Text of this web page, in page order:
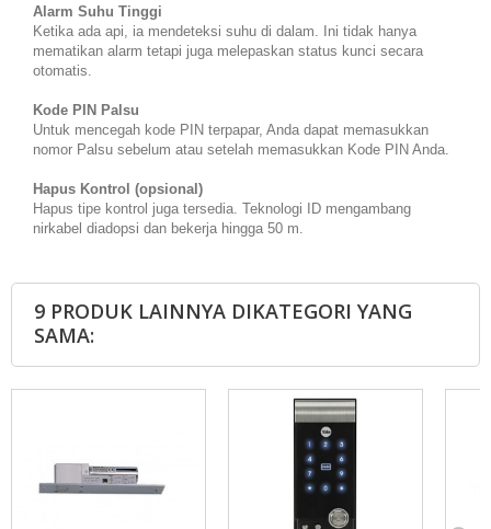
Alarm Suhu Tinggi
Ketika ada api, ia mendeteksi suhu di dalam. Ini tidak hanya
mematikan alarm tetapi juga melepaskan status kunci secara
otomatis.
Kode PIN Palsu
Untuk mencegah kode PIN terpapar, Anda dapat memasukkan
nomor Palsu sebelum atau setelah memasukkan Kode PIN Anda.
Hapus Kontrol (opsional)
Hapus tipe kontrol juga tersedia. Teknologi ID mengambang
nirkabel diadopsi dan bekerja hingga 50 m.
9 PRODUK LAINNYA DIKATEGORI YANG
SAMA: